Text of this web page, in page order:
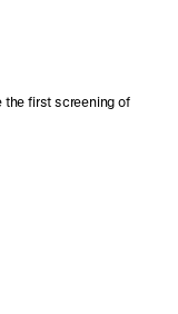
the first screening of